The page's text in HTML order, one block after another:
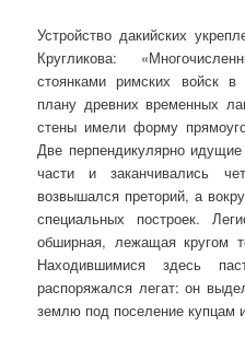
Устройство дакийских
Кругликова:
стоянками римских войск
плану древних временных
стены имели форму
Две перпендикулярно
части и заканчивались
возвышался преторий, а
специальных построек.
обширная, лежащая кругом
Находившимися здесь
распоряжался легат: он
землю под поселение купцам